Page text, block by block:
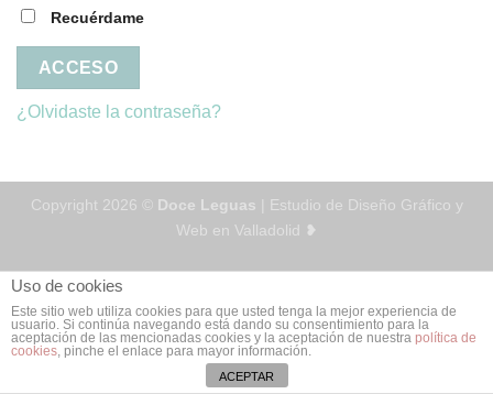
Recuérdame
ACCESO
¿Olvidaste la contraseña?
Copyright 2026 © Doce Leguas | Estudio de Diseño Gráfico y
Web en Valladolid ❥
Uso de cookies
Este sitio web utiliza cookies para que usted tenga la mejor experiencia de
usuario. Si continúa navegando está dando su consentimiento para la
aceptación de las mencionadas cookies y la aceptación de nuestra política de
cookies, pinche el enlace para mayor información.
ACEPTAR